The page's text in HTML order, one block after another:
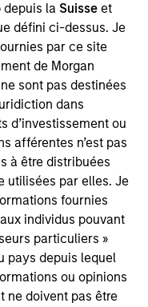
depuis la Suisse et
défini ci-dessus. Je
par ce site
de Morgan
sont pas destinées
dans
d’investissement ou
afférentes n’est pas
à être distribuées
utilisées par elles. Je
fournies
individus pouvant
particuliers »
pays depuis lequel
ou opinions
ne doivent pas être
and content for
superior
devices.